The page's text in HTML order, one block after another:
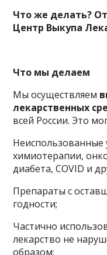
Что же делать?
Центр Выкупа
Что мы делаем
Мы осуществляем
лекарственных
всей России. Это
Неиспользованные
химиотерапии,
диабета, COVID и
Препараты с
годности;
Частично
лекарство не
образом;